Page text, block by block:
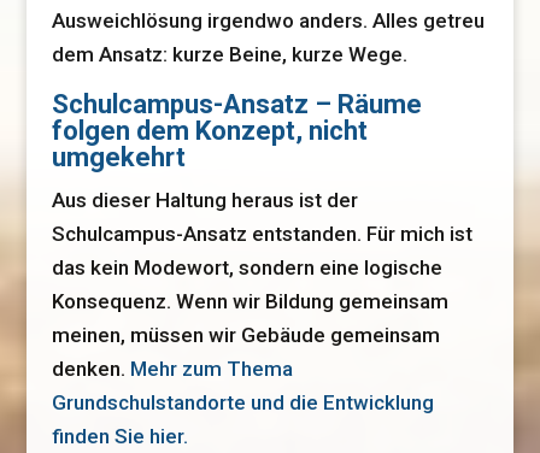
Ausweichlösung irgendwo anders. Alles getreu
dem Ansatz: kurze Beine, kurze Wege.
Schulcampus-Ansatz – Räume
folgen dem Konzept, nicht
umgekehrt
Aus dieser Haltung heraus ist der
Schulcampus-Ansatz entstanden. Für mich ist
das kein Modewort, sondern eine logische
Konsequenz. Wenn wir Bildung gemeinsam
meinen, müssen wir Gebäude gemeinsam
denken. Mehr zum Thema
Grundschulstandorte und die Entwicklung
finden Sie hier.